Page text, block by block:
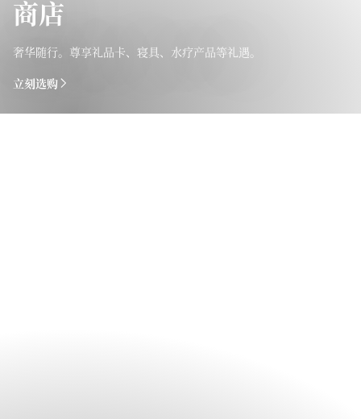
商店
奢华随行。尊享礼品卡、寝具、水疗产品等礼遇。
立刻选购